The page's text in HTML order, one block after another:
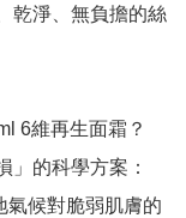
乾淨、無負擔的絲
6維再生面霜？
」的科學方案：
對脆弱肌膚的